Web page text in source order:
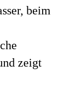
beim
zeigt